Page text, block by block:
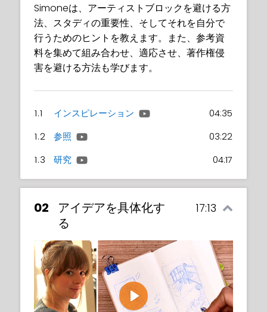
Simoneは、アーティストブロックを避ける方
法、スタディの重要性、そしてそれを自分で
行うためのヒントを教えます。また、参考資
料を集めて組み合わせ、適応させ、著作権侵
害を避ける方法も学びます。
1.1 インスピレーション
04:35
1.2
参照
03:22
1.3
研究 04:17
02
アイデアを具体化す
る
17:13
Play